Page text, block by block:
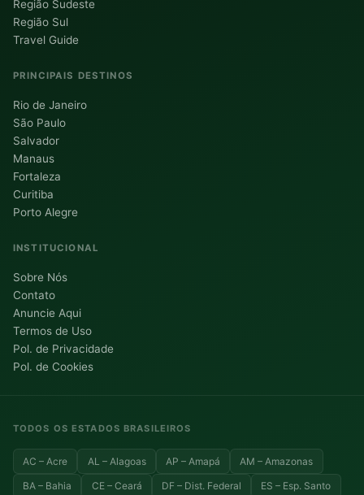
Região Sudeste
Região Sul
Travel Guide
PRINCIPAIS DESTINOS
Rio de Janeiro
São Paulo
Salvador
Manaus
Fortaleza
Curitiba
Porto Alegre
INSTITUCIONAL
Sobre Nós
Contato
Anuncie Aqui
Termos de Uso
Pol. de Privacidade
Pol. de Cookies
TODOS OS ESTADOS BRASILEIROS
AC – Acre AL – Alagoas AP – Amapá AM – Amazonas
BA – Bahia CE – Ceará DF – Dist. Federal ES – Esp. Santo